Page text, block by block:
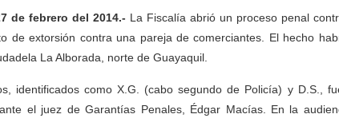
de febrero del 2014.- La Fiscalía abrió un proceso penal
de extorsión contra una pareja de comerciantes. El hecho
La Alborada, norte de Guayaquil.
identificados como X.G. (cabo segundo de Policía) y D.S.,
el juez de Garantías Penales, Édgar Macías. En la